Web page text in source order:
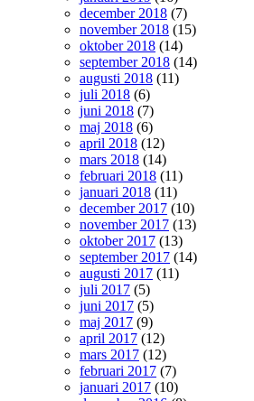
december 2018 (7)
november 2018 (15)
oktober 2018 (14)
september 2018 (14)
augusti 2018 (11)
juli 2018 (6)
juni 2018 (7)
maj 2018 (6)
april 2018 (12)
mars 2018 (14)
februari 2018 (11)
januari 2018 (11)
december 2017 (10)
november 2017 (13)
oktober 2017 (13)
september 2017 (14)
augusti 2017 (11)
juli 2017 (5)
juni 2017 (5)
maj 2017 (9)
april 2017 (12)
mars 2017 (12)
februari 2017 (7)
januari 2017 (10)